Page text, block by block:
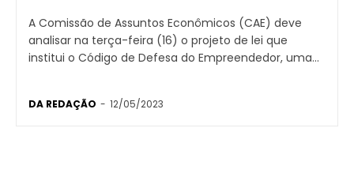
A Comissão de Assuntos Econômicos (CAE) deve
analisar na terça-feira (16) o projeto de lei que
institui o Código de Defesa do Empreendedor, uma...
DA REDAÇÃO - 12/05/2023